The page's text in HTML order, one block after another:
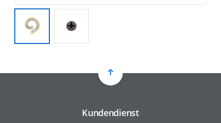
Kundendienst